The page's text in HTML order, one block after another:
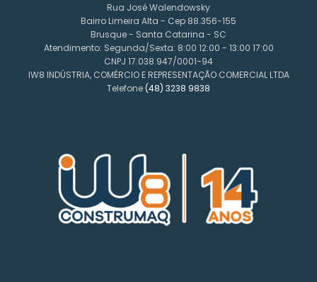
Rua José Walendowsky
Bairro Limeira Alta - Cep 88.356-155
Brusque - Santa Catarina - SC
Atendimento: Segunda/Sexta: 8:00 12:00 - 13:00 17:00
CNPJ 17.038.947/0001-94
IW8 INDÚSTRIA, COMÉRCIO E REPRESENTAÇÃO COMERCIAL LTDA
Telefone (48) 3238 9838